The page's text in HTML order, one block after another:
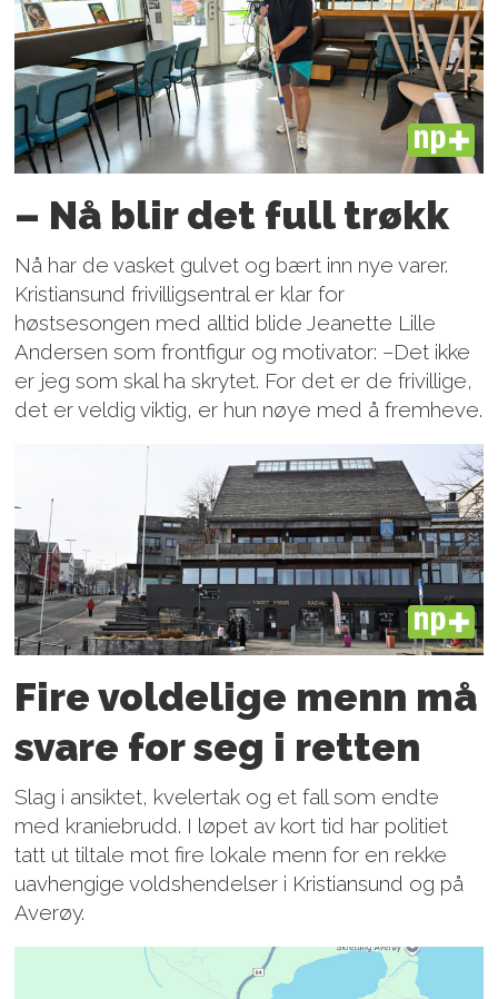
PLUS
– Nå blir det full trøkk
Nå har de vasket gulvet og bært inn nye varer.
Kristiansund frivilligsentral er klar for
høstsesongen med alltid blide Jeanette Lille
Andersen som frontfigur og motivator: –Det ikke
er jeg som skal ha skrytet. For det er de frivillige,
det er veldig viktig, er hun nøye med å fremheve.
PLUS
Fire voldelige menn må
svare for seg i retten
Slag i ansiktet, kvelertak og et fall som endte
med kraniebrudd. I løpet av kort tid har politiet
tatt ut tiltale mot fire lokale menn for en rekke
uavhengige voldshendelser i Kristiansund og på
Averøy.